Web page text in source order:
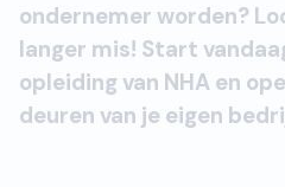
ondernemer worden?
langer mis! Start
opleiding van NHA en
deuren van je eigen